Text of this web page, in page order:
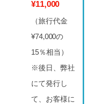
¥11,000
（旅行代金
¥74,000の
15％相当）
※後日、弊社
にて発行し
て、お客様に